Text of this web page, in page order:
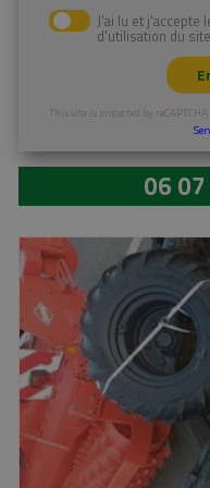
J'ai lu et j'accepte les conditions générales
d'utilisation du
This site is protected by reCAPTCHA
06